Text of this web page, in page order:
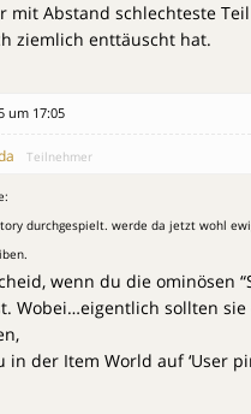
mit Abstand schlechteste
ziemlich enttäuscht hat.
um 17:05
Teilnehmer
durchgespielt. werde da jetzt wohl
wenn du die ominösen
Wobei…eigentlich sollten sie
in der Item World auf ‘User